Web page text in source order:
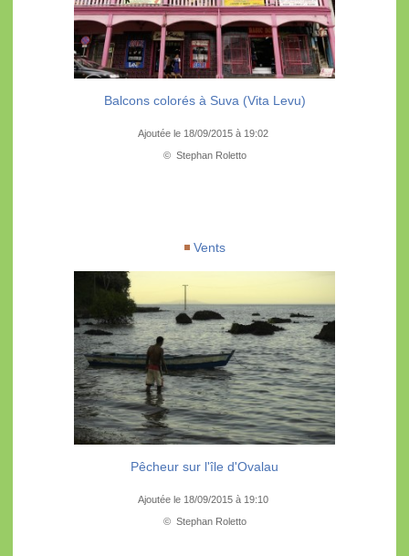
Balcons colorés à Suva (Vita Levu)
Ajoutée le 18/09/2015 à 19:02
© Stephan Roletto
Vents
Pêcheur sur l'île d'Ovalau
Ajoutée le 18/09/2015 à 19:10
© Stephan Roletto